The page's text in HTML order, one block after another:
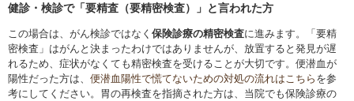
健診・検診で「要精査（要精密検査）」と言われた方
この場合は、がん検診ではなく 保険診療の精密検査に進みます。「要精
密検査」はがんと決まったわけではありませんが、放置すると発見が遅
れるため、症状がなくても精密検査を受けることが大切です。便潜血が
陽性だった方は、 便潜血陽性で慌てないための対処の流れはこちら を参
考にしてください。胃の再検査を指摘された方は、当院でも保険診療の